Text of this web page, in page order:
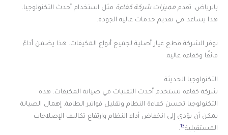
بالرياض. تقدم مميزات شركة كفاءة مثل استخدام أحدث التكنولوجيا.
هذا يساعد في تقديم خدمات عالية الجودة.
توفر الشركة قطع غيار أصلية لجميع أنواع المكيفات. هذا يضمن أداءً
فائقًا وكفاءة عالية.
التكنولوجيا الحديثة
شركة كفاءة تستخدم أحدث التقنيات في صيانة المكيفات. هذه
التكنولوجيا تحسن كفاءة النظام وتقليل فواتير الطاقة. إهمال الصيانة
يمكن أن يؤدي إلى انخفاض أداء النظام وارتفاع تكاليف الإصلاحات
المستقبلية13
.